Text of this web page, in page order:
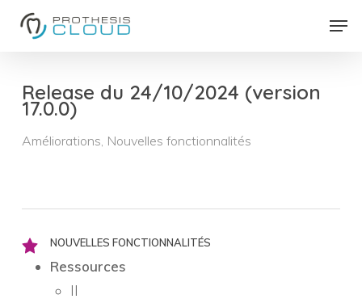
contentRelease du 24/10/2024 (version
17.0.0)
Améliorations, Nouvelles fonctionnalités
NOUVELLES FONCTIONNALITÉS
Ressources
Il